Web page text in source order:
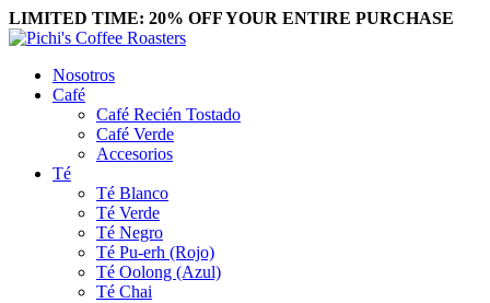
LIMITED TIME: 20% OFF YOUR ENTIRE PURCHASE
Nosotros
Café
Café Recién Tostado
Café Verde
Accesorios
Té
Té Blanco
Té Verde
Té Negro
Té Pu-erh (Rojo)
Té Oolong (Azul)
Té Chai